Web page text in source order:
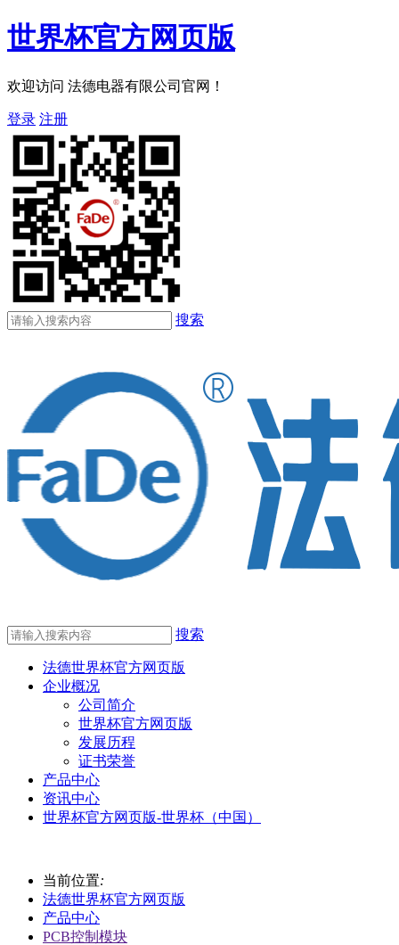
世界杯官方网页版
欢迎访问 法德电器有限公司官网！
登录 注册
搜索
搜索
法德世界杯官方网页版
企业概况
公司简介
世界杯官方网页版
发展历程
证书荣誉
产品中心
资讯中心
世界杯官方网页版-世界杯（中国）
当前位置:
法德世界杯官方网页版
产品中心
PCB控制模块